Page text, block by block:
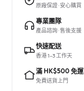
原廠保證 · 安心購買
專業團隊
產品諮詢 · 售後支援
快速配送
香港 1–3 工作天
滿 HK$500 免運
免費送貨上門